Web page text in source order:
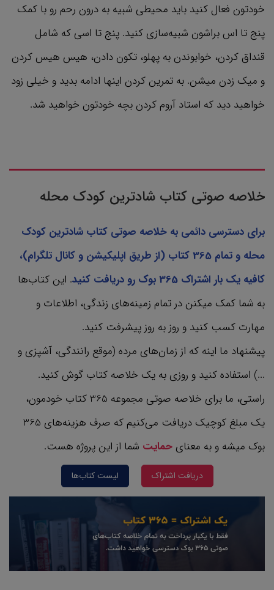
خودتون فعال کنید باید محیطی شبیه به درون رحم رو با کمک
پنج تا اس براشون شبیه‌سازی کنید. پنج تا اسی که شامل
قنداق کردن، خوابوندن به پهلو، تکون دادن، هیس هیس کردن
و میک زدن میشن. به تمرین کردن اینها ادامه بدید و خیلی زود
خواهید دید که استاد آروم کردن بچه خودتون خواهید شد.
خلاصه صوتی کتاب شادترین کودک محله
برای دسترسی دائمی به خلاصه صوتی کتاب شادترین کودک
محله و تمام 365 کتاب‌ (از طریق اپلیکیشن و کانال تلگرام)،
کافیه یک بار اشتراک 365 بوک رو دریافت کنید
. این کتاب‌ها
به شما کمک میکنن در تمام زمینه‌های زندگی، اطلاعات و
مهارت کسب کنید و روز به روز پیشرفت کنید.
پیشنهاد ما اینه که از زمان‌های مرده (موقع رانندگی، آشپزی و
...) استفاده کنید و روزی به یک خلاصه کتاب گوش کنید.
راستی، ما برای خلاصه صوتی مجموعه 365 کتاب‌ خودمون،
یک مبلغ کوچیک دریافت می‌کنیم که صرف هزینه‌های 365
بوک میشه و به معنای حمایت شما از این پروژه هست.
دریافت اشتراک لیست کتاب‌ها